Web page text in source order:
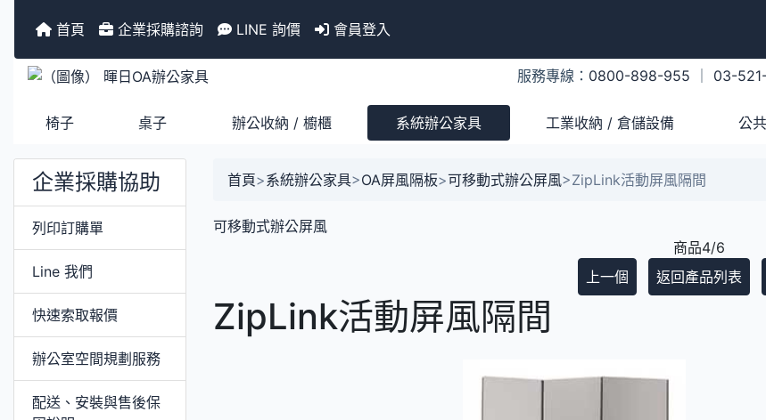
首頁 企業採購諮詢 LINE 詢價 會員登入
服務專線： 0800-898-955 03-
椅子 桌子 辦公收納 / 櫥櫃 系統辦公家具 工業收納 / 倉儲設備 公
企業採購協助
列印訂購單
Line 我們
快速索取報價
辦公室空間規劃服務
配送、安裝與售後保
首頁>系統辦公家具>OA屏風隔板>可移動式辦公屏風>ZipLink活動屏風隔間
可移動式辦公屏風
商品4/6
上一個
返回產品列表
ZipLink活動屏風隔間